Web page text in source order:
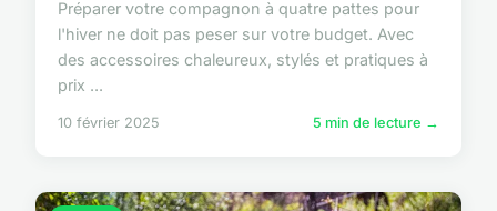
Préparer votre compagnon à quatre pattes pour
l'hiver ne doit pas peser sur votre budget. Avec
des accessoires chaleureux, stylés et pratiques à
prix ...
10 février 2025 5 min de lecture →